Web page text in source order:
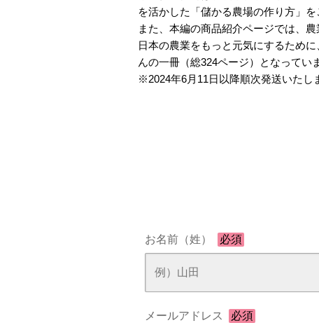
を活かした「儲かる農場の作り方」を
また、本編の商品紹介ページでは、
日本の農業をもっと元気にするため
んの一冊（総324ページ）となってい
※2024年6月11日以降順次発送いたし
お名前（姓） 必須
メールアドレス 必須